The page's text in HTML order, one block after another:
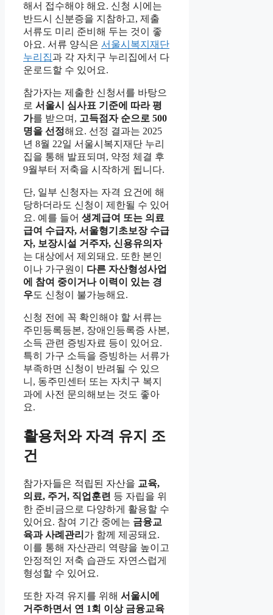
해서 접수해야 해요. 신청 시에는
반드시 신분증을 지참하고, 제출
서류도 미리 준비해 두는 것이 좋
아요. 서류 양식은 서울시복지재단
누리집과 각 자치구 누리집에서 다
운로드할 수 있어요.
참가자는 제출한 신청서를 바탕으
로 서울시 심사표 기준에 따라 평
가를 받으며, 고득점자 순으로 500
명을 선정해요. 선정 결과는 2025
년 8월 22일 서울시복지재단 누리
집을 통해 발표되며, 약정 체결 후
9월부터 저축을 시작하게 됩니다.
단, 일부 신청자는 자격 요건에 해
당하더라도 신청이 제한될 수 있어
요. 예를 들어 생계급여 또는 의료
급여 수급자, 서울형기초보장 수급
자, 보장시설 거주자, 신용유의자
는 대상에서 제외돼요. 또한 본인
이나 가구원이 다른 자산형성사업
에 참여 중이거나 이력이 있는 경
우도 신청이 불가능해요.
신청 전에 꼭 확인해야 할 서류는
주민등록등본, 장애인등록증 사본,
소득 관련 증빙자료 등이 있어요.
특히 가구 소득을 증빙하는 서류가
부족하면 신청이 반려될 수 있으
니, 동주민센터 또는 자치구 복지
과에 사전 문의해보는 것도 좋아
요.
활용처와 자격 유지 조
건
참가자들은 적립된 자산을 교육,
의료, 주거, 직업훈련 등 자립을 위
한 준비금으로 다양하게 활용할 수
있어요. 참여 기간 중에는 금융교
육과 사례관리 가 함께 제공돼요.
이를 통해 자산관리 역량을 높이고
안정적인 저축 습관도 자연스럽게
형성할 수 있어요.
또한 자격 유지를 위해 서울시에
거주하면서 연 1회 이상 금융교육